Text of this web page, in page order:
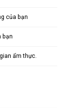
của bạn
bạn
ẩm thực.